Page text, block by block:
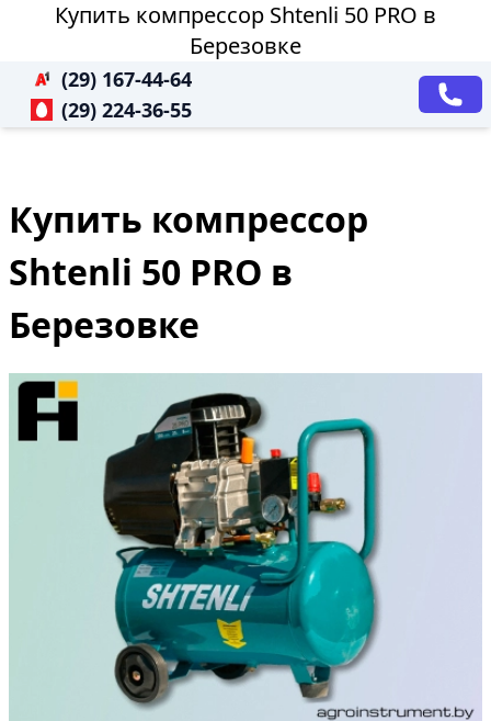
Купить компрессор Shtenli 50 PRO в
Березовке
(29) 167-44-64
(29) 224-36-55
Купить компрессор
Shtenli 50 PRO в
Березовке